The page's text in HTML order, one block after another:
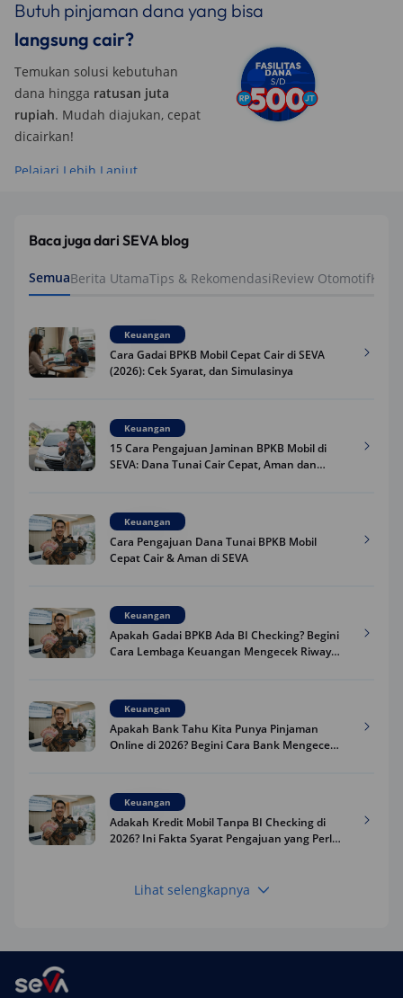
Butuh pinjaman dana yang bisa
langsung cair?
Temukan solusi kebutuhan
dana hingga ratusan juta
rupiah. Mudah diajukan, cepat
dicairkan!
Pelajari Lebih Lanjut
Baca juga dari SEVA blog
SemuaBerita UtamaTips & RekomendasiReview Otomotif
Keuangan
Cara Gadai BPKB Mobil Cepat Cair di SEVA
(2026): Cek Syarat, dan Simulasinya
Keuangan
15 Cara Pengajuan Jaminan BPKB Mobil di
SEVA: Dana Tunai Cair Cepat, Aman dan
Keuangan
Cara Pengajuan Dana Tunai BPKB Mobil
Cepat Cair & Aman di SEVA
Keuangan
Apakah Gadai BPKB Ada BI Checking? Begini
Cara Lembaga Keuangan Mengecek Riwayat
Keuangan
Apakah Bank Tahu Kita Punya Pinjaman
Online di 2026? Begini Cara Bank Mengecek
Keuangan
Adakah Kredit Mobil Tanpa BI Checking di
2026? Ini Fakta Syarat Pengajuan yang Perlu
Keuangan
Terpercaya
Lihat selengkapnya